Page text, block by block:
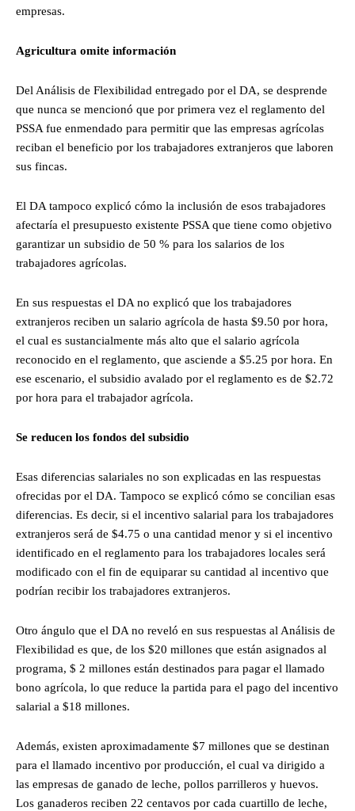
empresas.
Agricultura omite información
Del Análisis de Flexibilidad entregado por el DA, se desprende
que nunca se mencionó que por primera vez el reglamento del
PSSA fue enmendado para permitir que las empresas agrícolas
reciban el beneficio por los trabajadores extranjeros que laboren
sus fincas.
El DA tampoco explicó cómo la inclusión de esos trabajadores
afectaría el presupuesto existente PSSA que tiene como objetivo
garantizar un subsidio de 50 % para los salarios de los
trabajadores agrícolas.
En sus respuestas el DA no explicó que los trabajadores
extranjeros reciben un salario agrícola de hasta $9.50 por hora,
el cual es sustancialmente más alto que el salario agrícola
reconocido en el reglamento, que asciende a $5.25 por hora. En
ese escenario, el subsidio avalado por el reglamento es de $2.72
por hora para el trabajador agrícola.
Se reducen los fondos del subsidio
Esas diferencias salariales no son explicadas en las respuestas
ofrecidas por el DA. Tampoco se explicó cómo se concilian esas
diferencias. Es decir, si el incentivo salarial para los trabajadores
extranjeros será de $4.75 o una cantidad menor y si el incentivo
identificado en el reglamento para los trabajadores locales será
modificado con el fin de equiparar su cantidad al incentivo que
podrían recibir los trabajadores extranjeros.
Otro ángulo que el DA no reveló en sus respuestas al Análisis de
Flexibilidad es que, de los $20 millones que están asignados al
programa, $ 2 millones están destinados para pagar el llamado
bono agrícola, lo que reduce la partida para el pago del incentivo
salarial a $18 millones.
Además, existen aproximadamente $7 millones que se destinan
para el llamado incentivo por producción, el cual va dirigido a
las empresas de ganado de leche, pollos parrilleros y huevos.
Los ganaderos reciben 22 centavos por cada cuartillo de leche,